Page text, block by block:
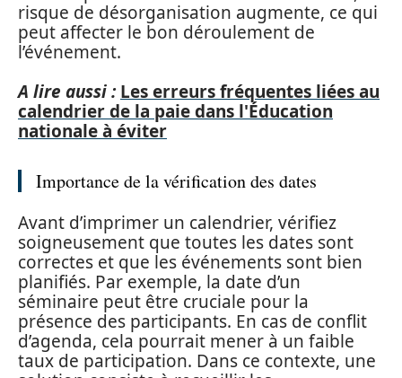
risque de désorganisation augmente, ce qui
peut affecter le bon déroulement de
l’événement.
A lire aussi : Les erreurs fréquentes liées au
calendrier de la paie dans l'Éducation
nationale à éviter
Importance de la vérification des dates
Avant d’imprimer un calendrier, vérifiez
soigneusement que toutes les dates sont
correctes et que les événements sont bien
planifiés. Par exemple, la date d’un
séminaire peut être cruciale pour la
présence des participants. En cas de conflit
d’agenda, cela pourrait mener à un faible
taux de participation. Dans ce contexte, une